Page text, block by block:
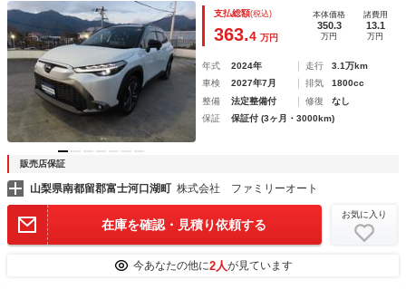
ト 衝突被害軽減システム ナビ ＴＶ オートマチックハイ
ビーム オートライト ＬＥＤヘッドランプ ヘッドライトウ
ォッシャー
支払総額(税込)
363.4 万円
本体価格
350.3
万円
諸費用
13.1
万円
年式 2024年 走行
3.1万km
車検
2027年7月 排気
1800cc
整備
法定整備付 修復
なし
保証
保証付 (3ヶ月・3000km)
販売店保証
山梨県南都留郡富士河口湖町 株式会社 ファミリーオート
在庫を確認・見積り依頼する
お気に入り
今あなたの他に2人が見ています